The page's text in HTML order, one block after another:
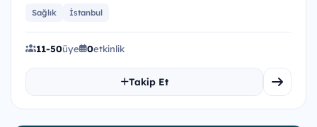
Sağlık İstanbul
11-50üye 0etkinlik
Takip Et